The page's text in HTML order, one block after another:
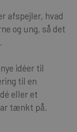
afspejler, hvad
og ung, så det
idéer til
til en
eller et
tænkt på.